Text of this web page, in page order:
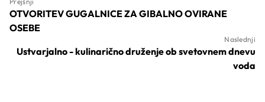
OTVORITEV GUGALNICE ZA GIBALNO OVIRANE
OSEBE
Naslednji
Ustvarjalno - kulinarično druženje ob svetovnem dnevu
voda